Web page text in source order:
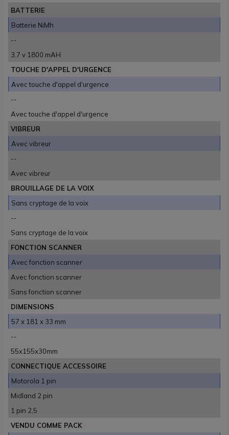
BATTERIE
Batterie NiMh
--
3.7 v 1800 mAH
TOUCHE D'APPEL D'URGENCE
Avec touche d'appel d'urgence
--
Avec touche d'appel d'urgence
VIBREUR
Avec vibreur
--
Avec vibreur
BROUILLAGE DE LA VOIX
Sans cryptage de la voix
--
Sans cryptage de la voix
FONCTION SCANNER
Avec fonction scanner
Avec fonction scanner
Sans fonction scanner
DIMENSIONS
57 x 181 x 33 mm
--
55x155x30mm
CONNECTIQUE ACCESSOIRE
Motorola 1 pin
Midland 2 pin
1 pin 2,5
VENDU COMME PACK